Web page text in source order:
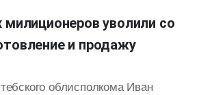
милиционеров уволили со
и продажу
облисполкома Иван